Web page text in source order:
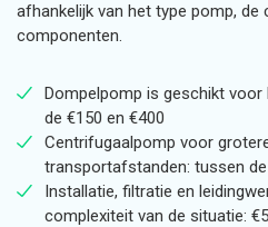
afhankelijk van het type pomp, de
componenten.
Dompelpomp is geschikt voor
de €150 en €400
Centrifugaalpomp voor
transportafstanden: tussen
Installatie, filtratie en
complexiteit van de situatie: